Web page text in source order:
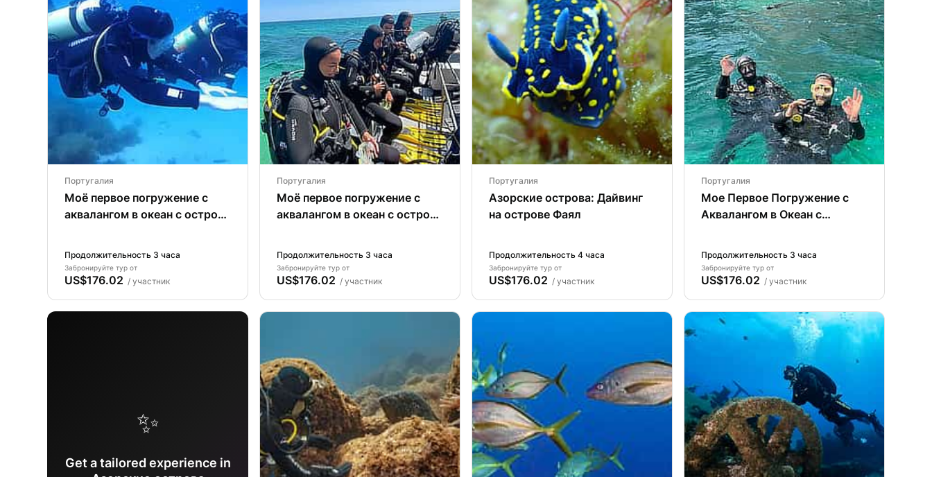
Португалия
Моё первое погружение с
аквалангом в океан с острова
Продолжительность 3 часа
Забронируйте тур от
US$176.02 / участник
Португалия
Моё первое погружение с
аквалангом в океан с острова
Продолжительность 3 часа
Забронируйте тур от
US$176.02 / участник
Португалия
Азорские острова: Дайвинг
на острове Фаял
Продолжительность 4 часа
Забронируйте тур от
US$176.02 / участник
Португалия
Мое Первое Погружение с
Аквалангом в Океан с
Продолжительность 3 часа
Забронируйте тур от
US$176.02 / участник
✨
Get a tailored experience in